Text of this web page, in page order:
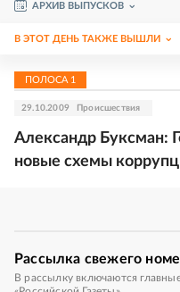
АРХИВ ВЫПУСКОВ
В ЭТОТ ДЕНЬ ТАКЖЕ ВЫШЛИ
ПОЛОСА 1
29.10.2009 Происшествия
Александр Буксман:
новые схемы
Рассылка свежего
В рассылку включаются